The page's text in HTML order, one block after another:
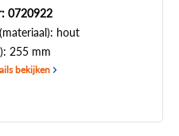
0720922
hout
255 mm
bekijken